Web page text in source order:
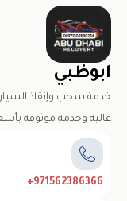
ابوظبي
خدمة سحب وإنقاذ
عالية وخدمة موثوقة
971562386366+